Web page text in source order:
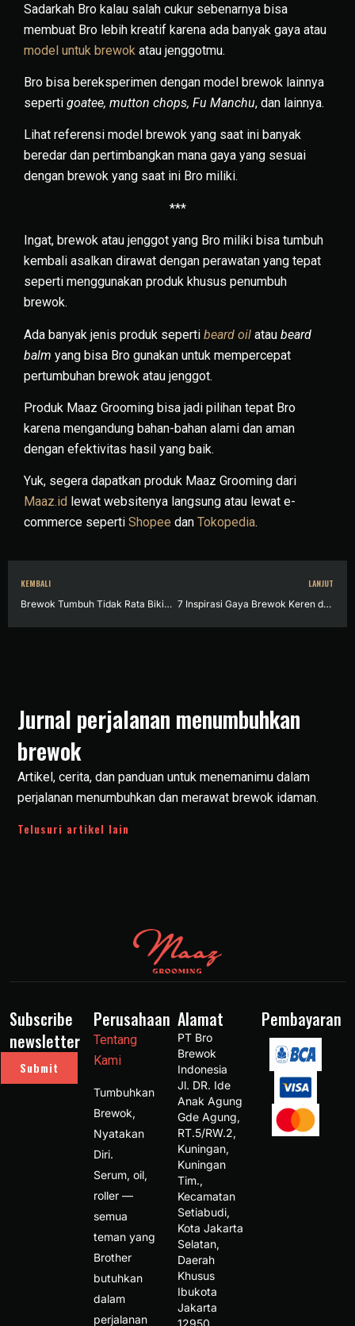
Sadarkah Bro kalau salah cukur sebenarnya bisa
membuat Bro lebih kreatif karena ada banyak gaya atau
model untuk brewok atau jenggotmu.
Bro bisa bereksperimen dengan model brewok lainnya
seperti goatee, mutton chops, Fu Manchu, dan lainnya.
Lihat referensi model brewok yang saat ini banyak
beredar dan pertimbangkan mana gaya yang sesuai
dengan brewok yang saat ini Bro miliki.
***
Ingat, brewok atau jenggot yang Bro miliki bisa tumbuh
kembali asalkan dirawat dengan perawatan yang tepat
seperti menggunakan produk khusus penumbuh
brewok.
Ada banyak jenis produk seperti beard oil atau beard
balm yang bisa Bro gunakan untuk mempercepat
pertumbuhan brewok atau jenggot.
Produk Maaz Grooming bisa jadi pilihan tepat Bro
karena mengandung bahan-bahan alami dan aman
dengan efektivitas hasil yang baik.
Yuk, segera dapatkan produk Maaz Grooming dari
Maaz.id lewat websitenya langsung atau lewat e-
commerce seperti Shopee dan Tokopedia.
KEMBALI
Brewok Tumbuh Tidak Rata Bikin Kurang Pede? Simak Cara Mengatasinya di Sini!
LANJUT
7 Inspirasi Gaya Brewok Keren dan Macho Terkini yang Layak Ditiru para Pria
Jurnal perjalanan menumbuhkan
brewok
Artikel, cerita, dan panduan untuk menemanimu dalam
perjalanan menumbuhkan dan merawat brewok idaman.
Telusuri artikel lain
Subscribe
newsletter
Submit
Perusahaan
Tentang
Kami
Tumbuhkan
Brewok,
Nyatakan
Diri.
Serum, oil,
roller —
semua
teman yang
Brother
butuhkan
dalam
perjalanan
Alamat
PT Bro
Brewok
Indonesia
Jl. DR. Ide
Anak Agung
Gde Agung,
RT.5/RW.2,
Kuningan,
Kuningan
Tim.,
Kecamatan
Setiabudi,
Kota Jakarta
Selatan,
Daerah
Khusus
Ibukota
Jakarta
12950
Pembayaran